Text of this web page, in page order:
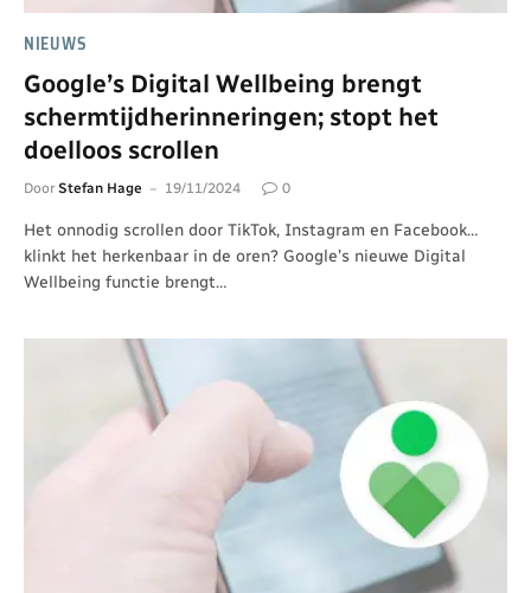
NIEUWS
Google’s Digital Wellbeing brengt
schermtijdherinneringen; stopt het
doelloos scrollen
Door Stefan Hage 19/11/2024 0
Het onnodig scrollen door TikTok, Instagram en Facebook…
klinkt het herkenbaar in de oren? Google’s nieuwe Digital
Wellbeing functie brengt…